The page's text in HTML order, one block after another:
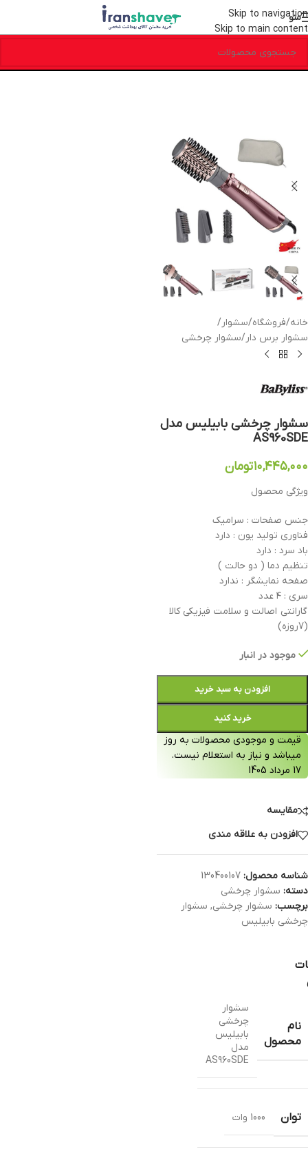
Skip to navigation
Skip to main content
منو
خانه/فروشگاه/سشوار/
سشوار برس دار/سشوار چرخشی
سشوار چرخشی بابیلیس مدل
AS960SDE
۱۰,۴۴۵,۰۰۰تومان
ویژگی محصول
جنس صفحات : سرامیک
فناوری تولید یون : دارد
باد سرد : دارد
تنظیم دما ( دو حالت )
صفحه نمایشگر : ندارد
سری : ۴ عدد
گارانتی اصالت و سلامت فیزیکی کالا
(7روزه)
موجود در انبار
افزودن به سبد خرید
خرید کنید
قیمت و موجودی محصولات به روز
میباشد و نیاز به استعلام نیست.
17 مرداد 1405
مقایسه
افزودن به علاقه مندی
شناسه محصول: 130400107
دسته: سشوار چرخشی
برچسب: سشوار چرخشی, سشوار
چرخشی بابیلیس
نام
محصول
سشوار
چرخشی
بابیلیس
مدل
AS960SDE
توان 1000 وات